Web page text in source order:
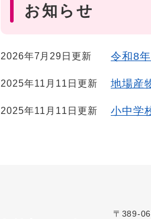
お知らせ
2026年7月29日更新 令和8
2025年11月11日更新 地場産
2025年11月11日更新 小中学
〒389-